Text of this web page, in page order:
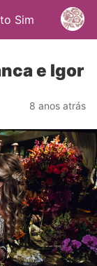
Sim
e Igor
8 anos atrás